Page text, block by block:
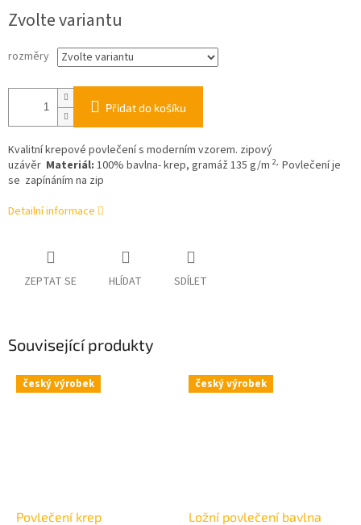
cena:
Zvolte variantu
rozměry
Přidat do košíku
Kvalitní krepové povlečení s moderním vzorem. zipový
uzávěr Materiál: 100% bavlna- krep, gramáž 135 g/m 2, Povlečení je
se zapínáním na zip
Detailní informace
ZEPTAT SE HLÍDAT SDÍLET
Související produkty
český výrobek
Povlečení krep
český výrobek
Ložní povlečení bavlna